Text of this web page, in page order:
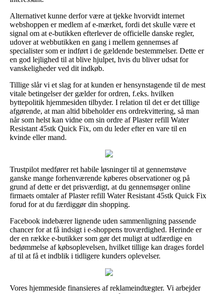
Alternativet kunne derfor være at tjekke hvorvidt internet
webshoppen er medlem af e-mærket, fordi det skulle være et
signal om at e-butikken efterlever de officielle danske regler,
udover at webbutikken en gang i mellem gennemses af
specialister som er indført i de gældende bestemmelser. Dette er
en god lejlighed til at blive hjulpet, hvis du bliver udsat for
vanskeligheder ved dit indkøb.
Tillige slår vi et slag for at kunden er hensynstagende til de mest
vitale betingelser der gælder for ordren, f.eks. hvilken
byttepolitik hjemmesiden tilbyder. I relation til det er det tillige
afgørende, at man altid bibeholder ens ordrekvittering, så man
når som helst kan vidne om sin ordre af Plaster refill Water
Resistant 45stk Quick Fix, om du leder efter en vare til en
kvinde eller mand.
Trustpilot medfører ret habile løsninger til at gennemstøve
ganske mange forhenværende køberes observationer og på
grund af dette er det prisværdigt, at du gennemsøger online
firmaets omtaler af Plaster refill Water Resistant 45stk Quick Fix
forud for at du færdiggør din shopping.
Facebook indebærer lignende uden sammenligning passende
chancer for at få indsigt i e-shoppens troværdighed. Herinde er
der en række e-butikker som gør det muligt at udfærdige en
bedømmelse af købsoplevelsen, hvilket tillige kan drages fordel
af til at få et indblik i tidligere kunders oplevelser.
Vores hjemmeside finansieres af reklameindtægter. Vi arbejder